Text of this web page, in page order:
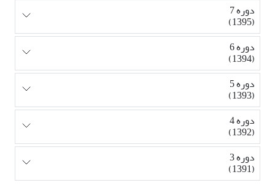
دوره 7
(1395)
دوره 6
(1394)
دوره 5
(1393)
دوره 4
(1392)
دوره 3
(1391)